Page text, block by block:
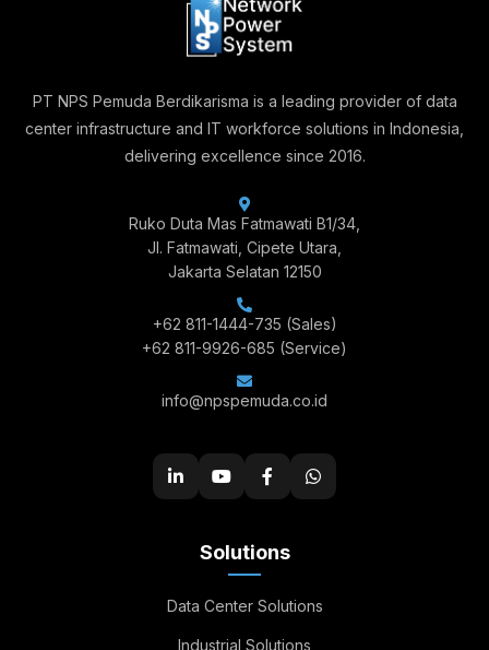
PT NPS Pemuda Berdikarisma is a leading provider of data
center infrastructure and IT workforce solutions in Indonesia,
delivering excellence since 2016.
Ruko Duta Mas Fatmawati B1/34,
Jl. Fatmawati, Cipete Utara,
Jakarta Selatan 12150
+62 811-1444-735 (Sales)
+62 811-9926-685 (Service)
info@npspemuda.co.id
Solutions
Data Center Solutions
Industrial Solutions